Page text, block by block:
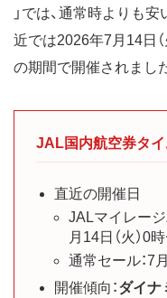
4月9日（火）〜
」では、通常時よりも
近では2026年7月14日（
の期間で開催されました
JAL国内航空券タ
直近の開催日
JALマイレー
月14日（火）0
通常セール：7
開催傾向：ダイナ